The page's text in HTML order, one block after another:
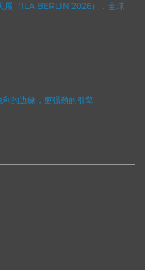
展（ILA BERLIN 2026）：全球
的边缘，更强劲的引擎